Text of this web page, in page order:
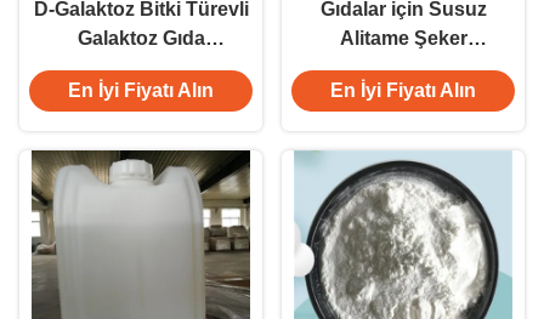
D-Galaktoz Bitki Türevli
Galaktoz Gıda
Tatlandırıcıları CAS 59-
23-4
En İyi Fiyatı Alın
Gıdalar için Susuz
Alitame Şeker
Tatlandırıcıları CAS
80863-62-3
En İyi Fiyatı Alın